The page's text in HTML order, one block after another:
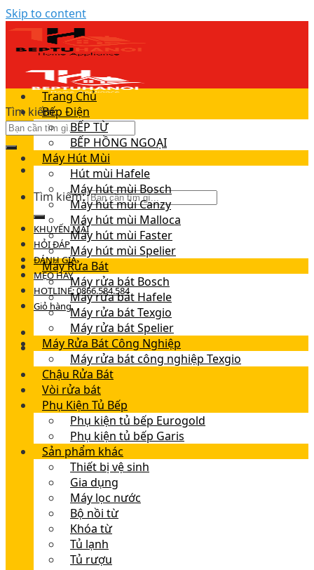
Skip to content
Tìm kiếm:
Tìm kiếm:
KHUYẾN MÃI
HỎI ĐÁP
ĐÁNH GIÁ
MẸO HAY
HOTLINE: 0866.584.584
Giỏ hàng
Trang Chủ
Bếp Điện
BẾP TỪ
BẾP HỒNG NGOẠI
Máy Hút Mùi
Hút mùi Hafele
Máy hút mùi Bosch
Máy hút mùi Canzy
Máy hút mùi Malloca
Máy hút mùi Faster
Máy hút mùi Spelier
Máy Rửa Bát
Máy rửa bát Bosch
Máy rửa bát Hafele
Máy rửa bát Texgio
Máy rửa bát Spelier
Máy Rửa Bát Công Nghiệp
Máy rửa bát công nghiệp Texgio
Chậu Rửa Bát
Vòi rửa bát
Phụ Kiện Tủ Bếp
Phụ kiện tủ bếp Eurogold
Phụ kiện tủ bếp Garis
Sản phẩm khác
Thiết bị vệ sinh
Gia dụng
Máy lọc nước
Bộ nồi từ
Khóa từ
Tủ lạnh
Tủ rượu